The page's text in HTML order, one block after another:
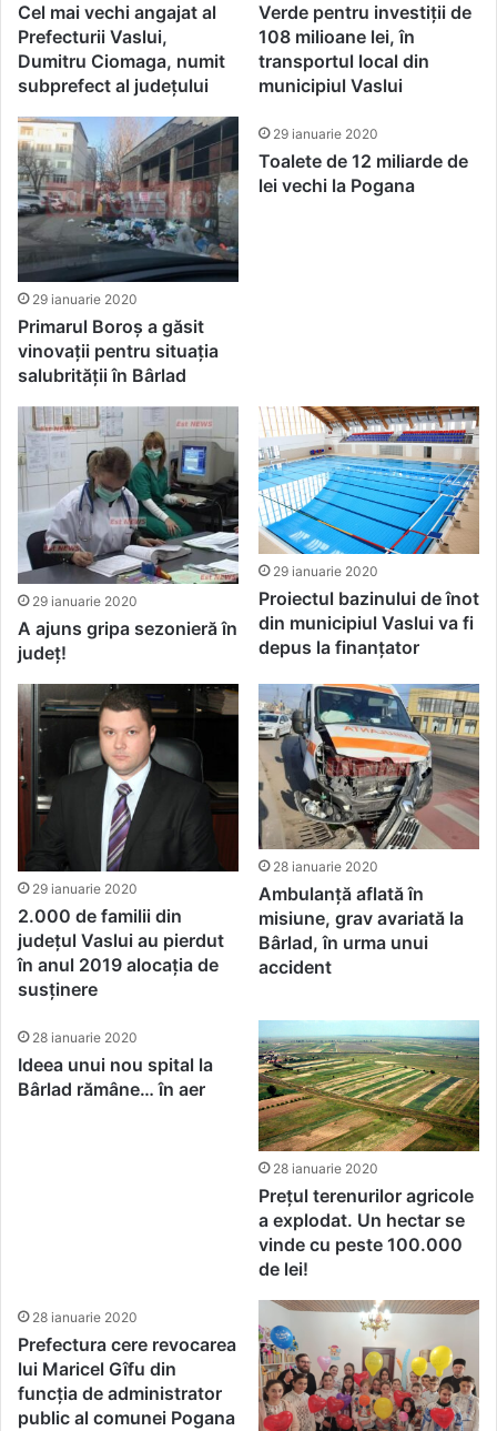
Cel mai vechi angajat al
Prefecturii Vaslui,
Dumitru Ciomaga, numit
subprefect al județului
Verde pentru investiții de
108 milioane lei, în
transportul local din
municipiul Vaslui
29 ianuarie 2020
Primarul Boroș a găsit
vinovații pentru situația
salubrității în Bârlad
29 ianuarie 2020
Toalete de 12 miliarde de
lei vechi la Pogana
29 ianuarie 2020
A ajuns gripa sezonieră în
județ!
29 ianuarie 2020
Proiectul bazinului de înot
din municipiul Vaslui va fi
depus la finanțator
29 ianuarie 2020
2.000 de familii din
județul Vaslui au pierdut
în anul 2019 alocația de
susținere
28 ianuarie 2020
Ambulanță aflată în
misiune, grav avariată la
Bârlad, în urma unui
accident
28 ianuarie 2020
Ideea unui nou spital la
Bârlad rămâne… în aer
28 ianuarie 2020
Prețul terenurilor agricole
a explodat. Un hectar se
vinde cu peste 100.000
de lei!
28 ianuarie 2020
Prefectura cere revocarea
lui Maricel Gîfu din
funcția de administrator
public al comunei Pogana